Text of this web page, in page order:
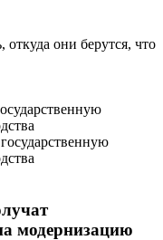
они берутся, что
модернизацию